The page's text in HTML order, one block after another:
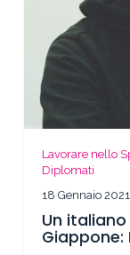
Lavorare nello
Diplomati
18 Gennaio 2021
Un
Giappone: